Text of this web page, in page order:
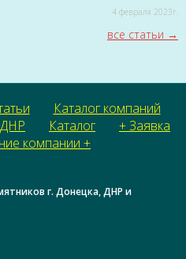
4 февраля 2023г.
все статьи
Каталог компаний
Каталог
+ Заявка
компании +
г. Донецка, ДНР и